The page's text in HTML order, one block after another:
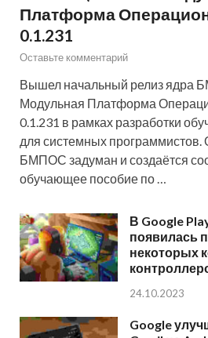
Платформа
0.1.231
Оставьте комментарий
Вышел начальный релиз ядра
Модульная Платформа
0.1.231 в рамках разработки
для системных программистов.
БМПОС задуман и создаётся
обучающее пособие по …
В Google
появилась
некоторых
24.10.2023
Google